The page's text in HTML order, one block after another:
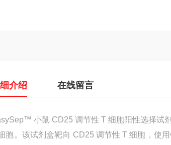
介绍 在线留言
小鼠 CD25 调节性 T 细胞阳性选择试
胞。该试剂盒靶向 CD25 调节性 T 细胞，使